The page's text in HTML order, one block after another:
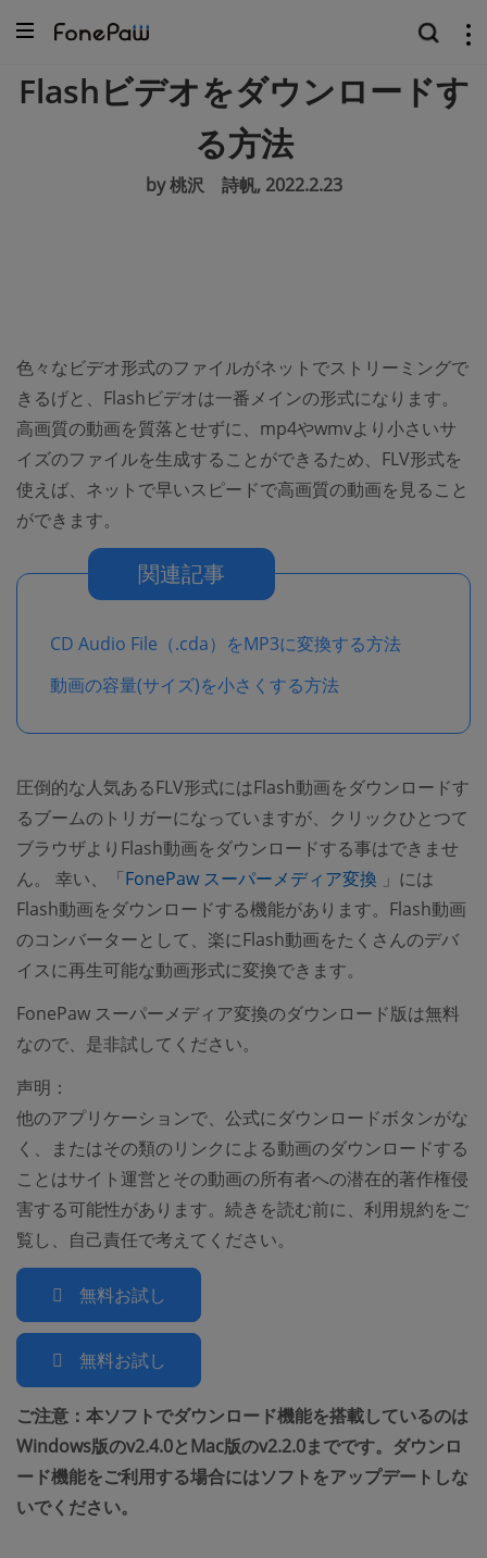
Flashビデオをダウンロードす
る方法
by 桃沢 詩帆, 2022.2.23
色々なビデオ形式のファイルがネットでストリーミングで
きるげと、Flashビデオは一番メインの形式になります。
高画質の動画を質落とせずに、mp4やwmvより小さいサ
イズのファイルを生成することができるため、FLV形式を
使えば、ネットで早いスピードで高画質の動画を見ること
ができます。
関連記事
CD Audio File（.cda）をMP3に変換する方法
動画の容量(サイズ)を小さくする方法
圧倒的な人気あるFLV形式にはFlash動画をダウンロードす
るブームのトリガーになっていますが、クリックひとつて
ブラウザよりFlash動画をダウンロードする事はできませ
ん。 幸い、「FonePaw スーパーメディア変換 (opens new
」には
Flash動画をダウンロードする機能があります。Flash動画
のコンバーターとして、楽にFlash動画をたくさんのデバ
イスに再生可能な動画形式に変換できます。
FonePaw スーパーメディア変換のダウンロード版は無料
なので、是非試してください。
声明：
他のアプリケーションで、公式にダウンロードボタンがな
く、またはその類のリンクによる動画のダウンロードする
ことはサイト運営とその動画の所有者への潜在的著作権侵
害する可能性があります。続きを読む前に、利用規約をご
覧し、自己責任で考えてください。
無料お試し
無料お試し
ご注意：本ソフトでダウンロード機能を搭載しているのは
Windows版のv2.4.0とMac版のv2.2.0までです。ダウンロ
ード機能をご利用する場合にはソフトをアップデートしな
いでください。